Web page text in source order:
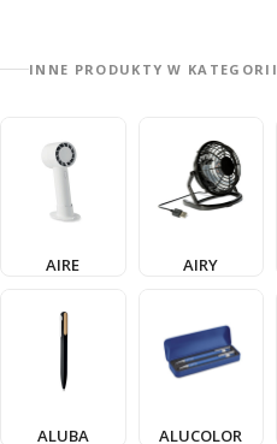
INNE PRODUKTY W KATEGORII
AIRE AIRY
ALUBA ALUCOLOR